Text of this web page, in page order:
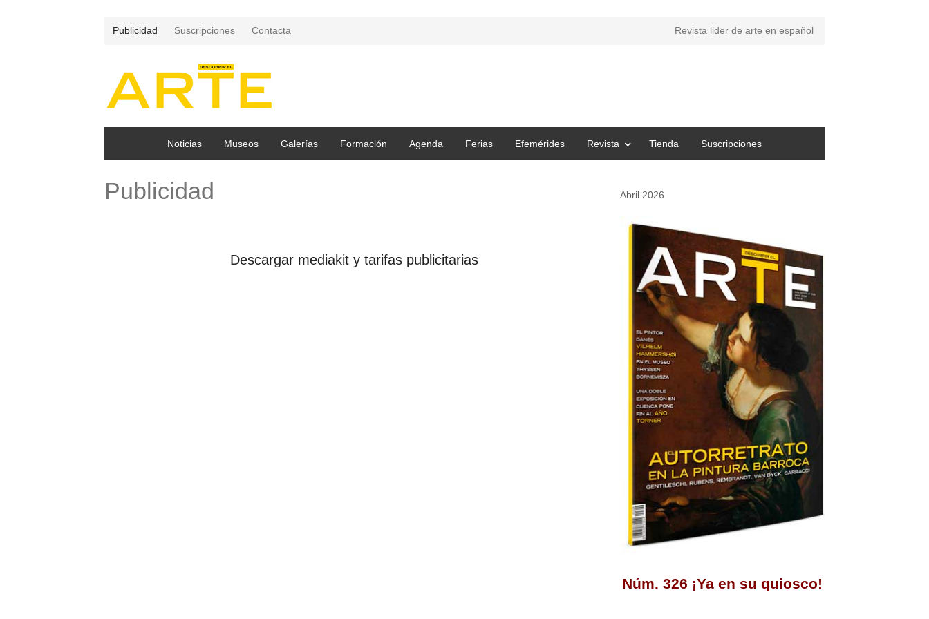
Publicidad Suscripciones Contacta Revista lider de arte en español
Noticias Museos Galerías Formación Agenda Ferias Efemérides Revista Tienda Suscripciones
Publicidad
Descargar mediakit y tarifas publicitarias
Abril 2026
Núm. 326 ¡Ya en su quiosco!